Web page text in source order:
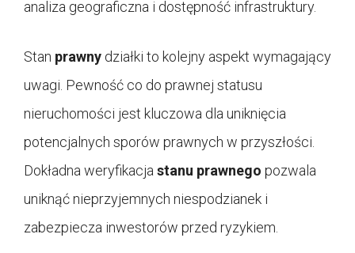
analiza geograficzna i dostępność infrastruktury.
Stan prawny działki to kolejny aspekt wymagający
uwagi. Pewność co do prawnej statusu
nieruchomości jest kluczowa dla uniknięcia
potencjalnych sporów prawnych w przyszłości.
Dokładna weryfikacja stanu prawnego pozwala
uniknąć nieprzyjemnych niespodzianek i
zabezpiecza inwestorów przed ryzykiem.